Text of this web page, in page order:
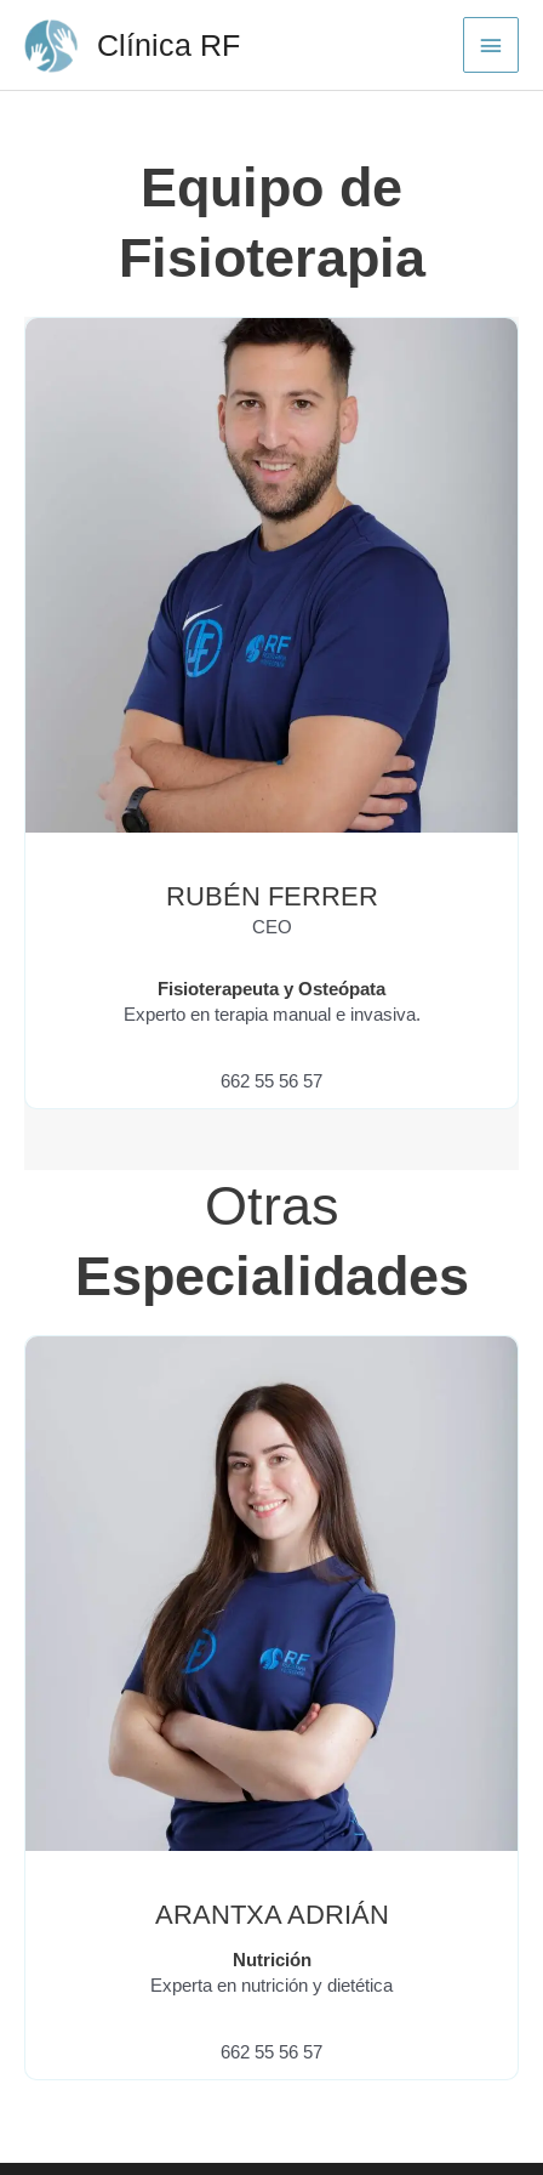
contenido
Clínica RF
Menú
Equipo de
Fisioterapia
RUBÉN FERRER
CEO
Fisioterapeuta y Osteópata
Experto en terapia manual e invasiva.
662 55 56 57
Otras
Especialidades
ARANTXA ADRIÁN
Nutrición
Experta en nutrición y dietética
662 55 56 57